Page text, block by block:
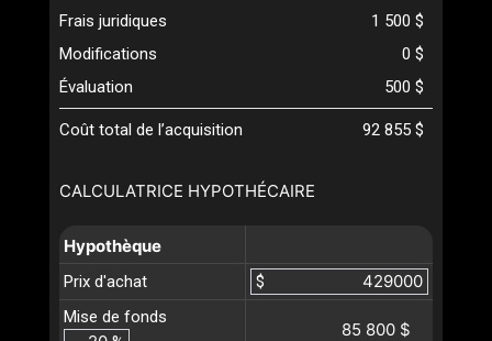
CALCULATRICE HYPOTHÉCAIRE
Hypothèque
Prix d'achat
$
Mise de fonds
85 800 $
Frais juridiques
1 500 $
Modifications
0 $
Évaluation
500 $
Coût total de l’acquisition 92 855 $